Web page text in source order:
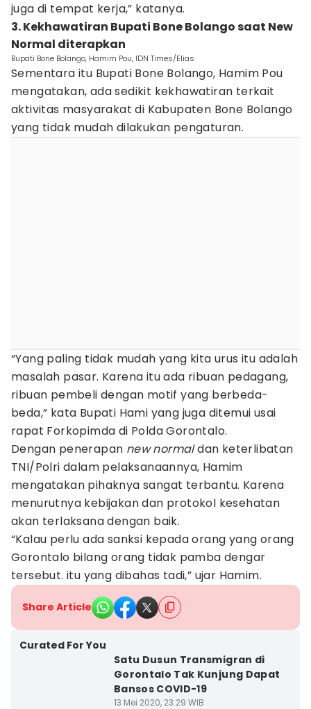
juga di tempat kerja,” katanya.
3. Kekhawatiran Bupati Bone Bolango saat New
Normal diterapkan
Bupati Bone Bolango, Hamim Pou, IDN Times/Elias
Sementara itu Bupati Bone Bolango, Hamim Pou
mengatakan, ada sedikit kekhawatiran terkait
aktivitas masyarakat di Kabupaten Bone Bolango
yang tidak mudah dilakukan pengaturan.
“Yang paling tidak mudah yang kita urus itu adalah
masalah pasar. Karena itu ada ribuan pedagang,
ribuan pembeli dengan motif yang berbeda-
beda,” kata Bupati Hami yang juga ditemui usai
rapat Forkopimda di Polda Gorontalo.
Dengan penerapan new normaldan keterlibatan
TNI/Polri dalam pelaksanaannya, Hamim
mengatakan pihaknya sangat terbantu. Karena
menurutnya kebijakan dan protokol kesehatan
akan terlaksana dengan baik.
“Kalau perlu ada sanksi kepada orang yang orang
Gorontalo bilang orang tidak pamba dengar
tersebut. itu yang dibahas tadi,” ujar Hamim.
Share Article
Curated For You
Satu Dusun Transmigran di
Gorontalo Tak Kunjung Dapat
Bansos COVID-19
13 Mei 2020, 23:29 WIB